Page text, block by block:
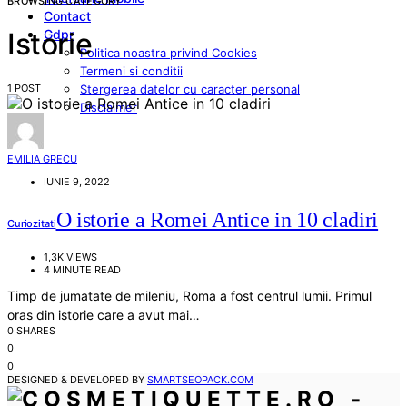
Contact
Gdpr
Politica noastra privind Cookies
Termeni si conditii
Stergerea datelor cu caracter personal
Disclaimer
Istorie
1 POST
EMILIA GRECU
IUNIE 9, 2022
CuriozitatiO istorie a Romei Antice in 10 cladiri
1,3K VIEWS
4 MINUTE READ
Timp de jumatate de mileniu, Roma a fost centrul lumii. Primul
oras din istorie care a avut mai…
0 SHARES
0
0
DESIGNED & DEVELOPED BY SMARTSEOPACK.COM